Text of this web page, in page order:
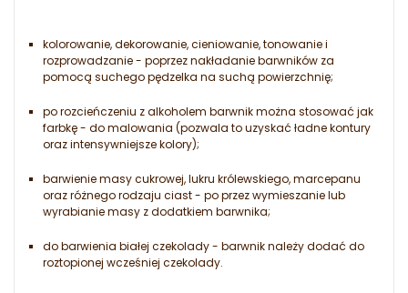
kolorowanie, dekorowanie, cieniowanie, tonowanie i
rozprowadzanie - poprzez nakładanie barwników za
pomocą suchego pędzelka na suchą powierzchnię;
po rozcieńczeniu z alkoholem barwnik można stosować jak
farbkę - do malowania (pozwala to uzyskać ładne kontury
oraz intensywniejsze kolory);
barwienie masy cukrowej, lukru królewskiego, marcepanu
oraz różnego rodzaju ciast - po przez wymieszanie lub
wyrabianie masy z dodatkiem barwnika;
do barwienia białej czekolady - barwnik należy dodać do
roztopionej wcześniej czekolady.